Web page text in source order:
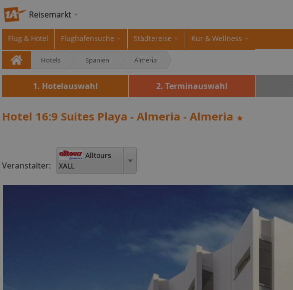
Reisemarkt
Flug & Hotel Flughafensuche Städtereise Kur & Wellness
Hotels Spanien Almeria
1. Hotelauswahl 2. Terminauswahl
Hotel 16:9 Suites Playa - Almeria - Almeria
Veranstalter:
Alltours
XALL